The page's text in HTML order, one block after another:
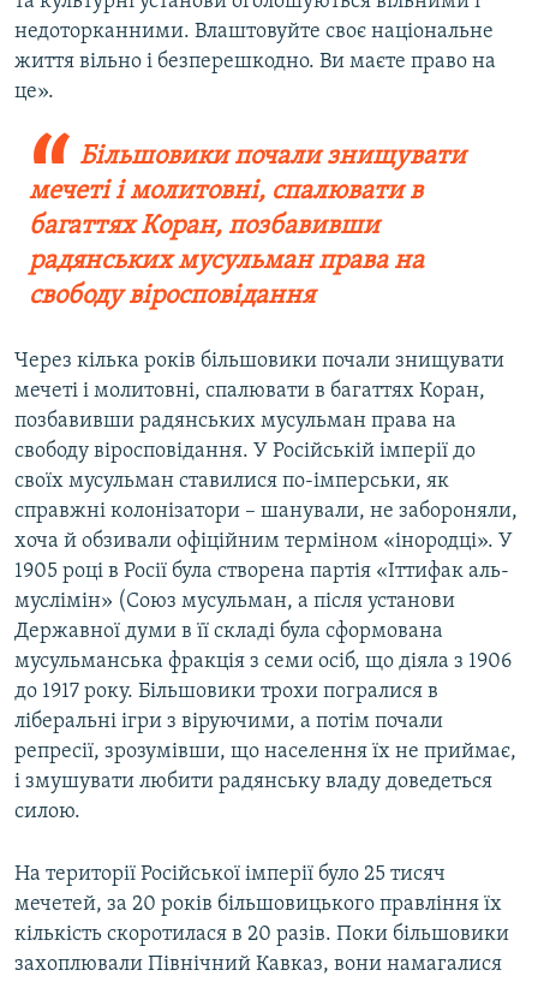
недоторканними. Влаштовуйте своє національне
життя вільно і безперешкодно. Ви маєте право на
це».
Більшовики почали знищувати
мечеті і молитовні, спалювати в
багаттях Коран, позбавивши
радянських мусульман права на
свободу віросповідання
Через кілька років більшовики почали знищувати
мечеті і молитовні, спалювати в багаттях Коран,
позбавивши радянських мусульман права на
свободу віросповідання. У Російській імперії до
своїх мусульман ставилися по-імперськи, як
справжні колонізатори – шанували, не забороняли,
хоча й обзивали офіційним терміном «інородці». У
1905 році в Росії була створена партія «Іттифак аль-
муслімін» (Союз мусульман, а після установи
Державної думи в її складі була сформована
мусульманська фракція з семи осіб, що діяла з 1906
до 1917 року. Більшовики трохи погралися в
ліберальні ігри з віруючими, а потім почали
репресії, зрозумівши, що населення їх не приймає,
і змушувати любити радянську владу доведеться
силою.
На території Російської імперії було 25 тисяч
мечетей, за 20 років більшовицького правління їх
кількість скоротилася в 20 разів. Поки більшовики
захоплювали Північний Кавказ, вони намагалися